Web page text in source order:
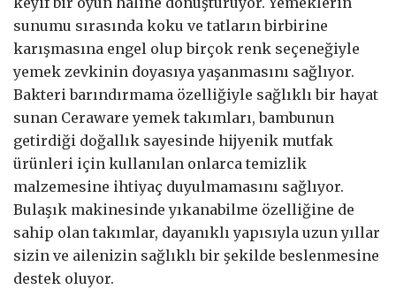
sunumu sırasında koku ve tatların birbirine
karışmasına engel olup birçok renk seçeneğiyle
yemek zevkinin doyasıya yaşanmasını sağlıyor.
Bakteri barındırmama özelliğiyle sağlıklı bir hayat
sunan Ceraware yemek takımları, bambunun
getirdiği doğallık sayesinde hijyenik mutfak
ürünleri için kullanılan onlarca temizlik
malzemesine ihtiyaç duyulmamasını sağlıyor.
Bulaşık makinesinde yıkanabilme özelliğine de
sahip olan takımlar, dayanıklı yapısıyla uzun yıllar
sizin ve ailenizin sağlıklı bir şekilde beslenmesine
destek oluyor.